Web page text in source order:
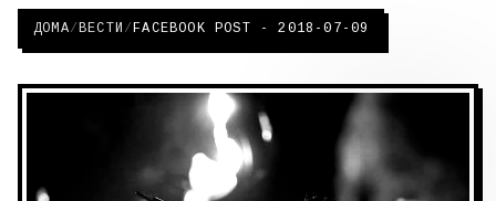
ДОМА/ВЕСТИ /FACEBOOK POST - 2018-07-09